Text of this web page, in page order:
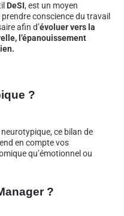
DeSI, est un moyen
conscience du travail
afin d’évoluer vers la
l’épanouissement
?
ce bilan de
en compte vos
qu’émotionnel ou
?